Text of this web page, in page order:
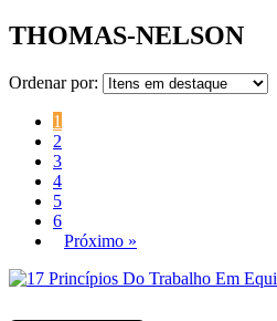
THOMAS-NELSON
Ordenar por:
1
2
3
4
5
6
Próximo »